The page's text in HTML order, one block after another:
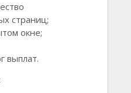
страниц;
окне;
выплат.